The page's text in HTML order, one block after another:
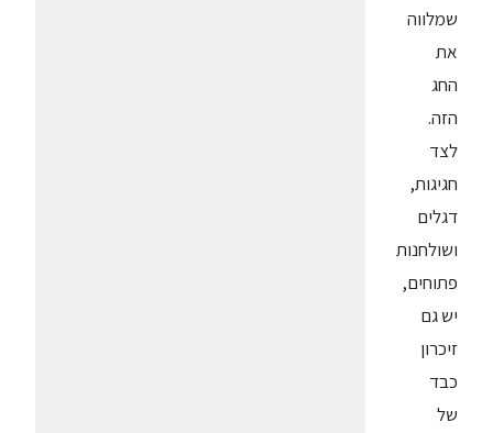
שמלווה
את
החג
הזה.
לצד
חגיגות,
דגלים
ושולחנות
פתוחים,
יש גם
זיכרון
כבד
של